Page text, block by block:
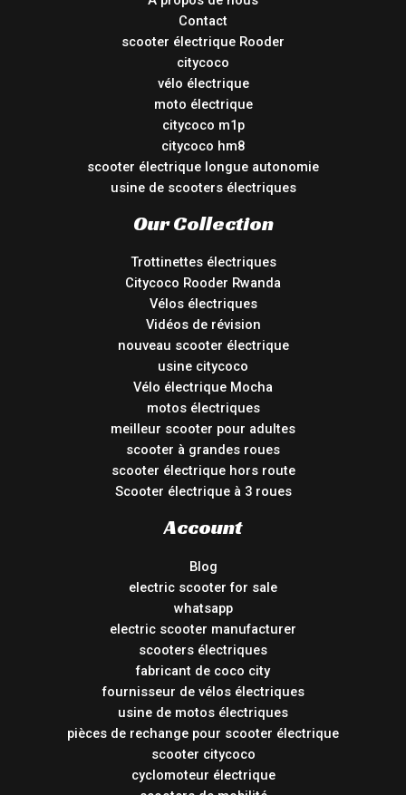
Contact
scooter électrique Rooder
citycoco
vélo électrique
moto électrique
citycoco m1p
citycoco hm8
scooter électrique longue autonomie
usine de scooters électriques
Our Collection
Trottinettes électriques
Citycoco Rooder Rwanda
Vélos électriques
Vidéos de révision
nouveau scooter électrique
usine citycoco
Vélo électrique Mocha
motos électriques
meilleur scooter pour adultes
scooter à grandes roues
scooter électrique hors route
Scooter électrique à 3 roues
Account
Blog
electric scooter for sale
whatsapp
electric scooter manufacturer
scooters électriques
fabricant de coco city
fournisseur de vélos électriques
usine de motos électriques
pièces de rechange pour scooter électrique
scooter citycoco
cyclomoteur électrique